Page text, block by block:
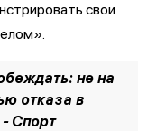
свои
не на
отказа в
Спорт